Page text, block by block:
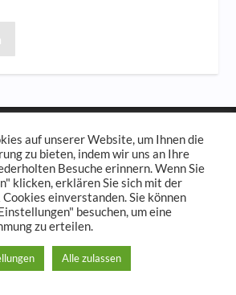
Datenschutzerklärung
auf unserer Website, um Ihnen die
zu bieten, indem wir uns an Ihre
Besuche erinnern. Wenn Sie
klicken, erklären Sie sich mit der
einverstanden. Sie können
besuchen, um eine
zu erteilen.
Alle zulassen